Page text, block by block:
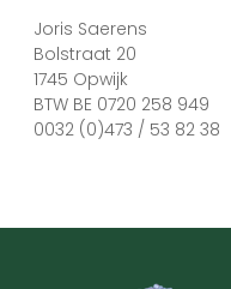
Joris Saerens
Bolstraat 20
1745 Opwijk
BTW BE 0720 258 949
0032 (0)473 / 53 82 38